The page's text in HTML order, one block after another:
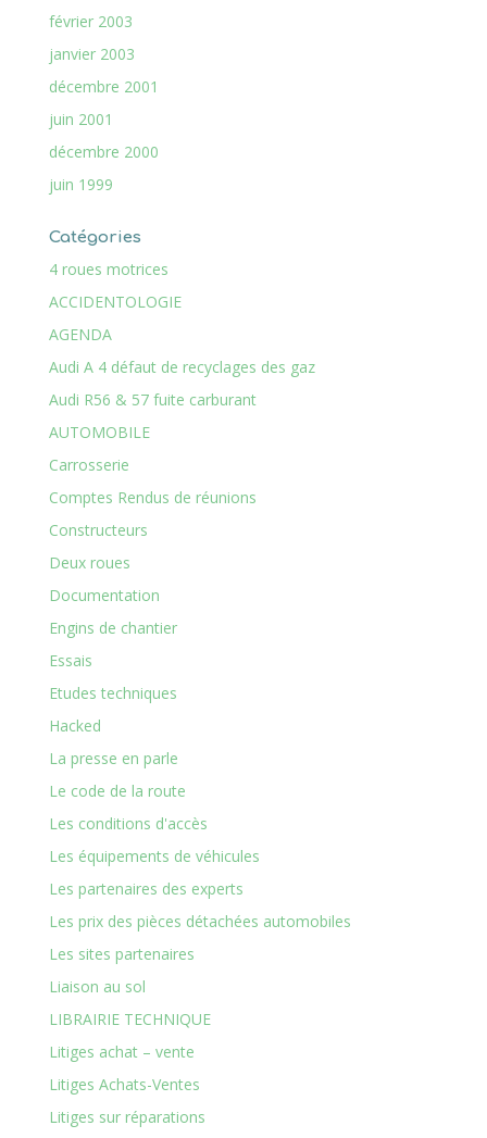
février 2003
janvier 2003
décembre 2001
juin 2001
décembre 2000
juin 1999
Catégories
4 roues motrices
ACCIDENTOLOGIE
AGENDA
Audi A 4 défaut de recyclages des gaz
Audi R56 & 57 fuite carburant
AUTOMOBILE
Carrosserie
Comptes Rendus de réunions
Constructeurs
Deux roues
Documentation
Engins de chantier
Essais
Etudes techniques
Hacked
La presse en parle
Le code de la route
Les conditions d'accès
Les équipements de véhicules
Les partenaires des experts
Les prix des pièces détachées automobiles
Les sites partenaires
Liaison au sol
LIBRAIRIE TECHNIQUE
Litiges achat – vente
Litiges Achats-Ventes
Litiges sur réparations